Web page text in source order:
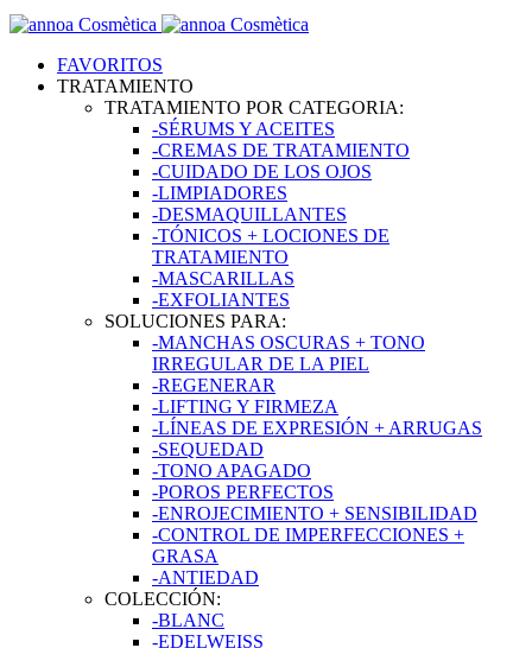
FAVORITOS
TRATAMIENTO
TRATAMIENTO POR CATEGORIA:
-SÉRUMS Y ACEITES
-CREMAS DE TRATAMIENTO
-CUIDADO DE LOS OJOS
-LIMPIADORES
-DESMAQUILLANTES
-TÓNICOS + LOCIONES DE
TRATAMIENTO
-MASCARILLAS
-EXFOLIANTES
SOLUCIONES PARA:
-MANCHAS OSCURAS + TONO
IRREGULAR DE LA PIEL
-REGENERAR
-LIFTING Y FIRMEZA
-LÍNEAS DE EXPRESIÓN + ARRUGAS
-SEQUEDAD
-TONO APAGADO
-POROS PERFECTOS
-ENROJECIMIENTO + SENSIBILIDAD
-CONTROL DE IMPERFECCIONES +
GRASA
-ANTIEDAD
COLECCIÓN:
-BLANC
-EDELWEISS